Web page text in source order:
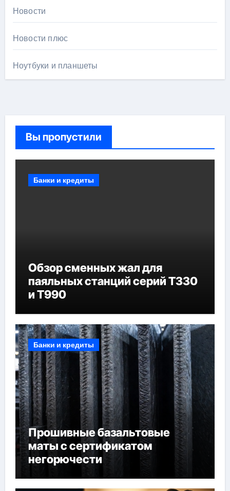
Новости
Новости плюс
Ноутбуки и планшеты
Вы пропустили
Банки и кредиты
Обзор сменных жал для
паяльных станций серий T330
и T990
Банки и кредиты
Прошивные базальтовые
маты с сертификатом
негорючести